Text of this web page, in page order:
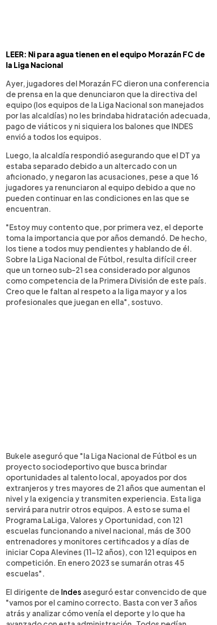
LEER: Ni para agua tienen en el equipo Morazán FC de
la Liga Nacional
Ayer, jugadores del Morazán FC dieron una conferencia
de prensa en la que denunciaron que la directiva del
equipo (los equipos de la Liga Nacional son manejados
por las alcaldías) no les brindaba hidratación adecuada,
pago de viáticos y ni siquiera los balones que INDES
envió a todos los equipos.
Luego, la alcaldía respondió asegurando que el DT ya
estaba separado debido a un altercado con un
aficionado, y negaron las acusaciones, pese a que 16
jugadores ya renunciaron al equipo debido a que no
pueden continuar en las condiciones en las que se
encuentran.
"Estoy muy contento que, por primera vez, el deporte
toma la importancia que por años demandó. De hecho,
los tiene a todos muy pendientes y hablando de él.
Sobre la Liga Nacional de Fútbol, resulta difícil creer
que un torneo sub-21 sea considerado por algunos
como competencia de la Primera División de este país.
Creo que le faltan al respeto a la liga mayor y a los
profesionales que juegan en ella", sostuvo.
Bukele aseguró que "la Liga Nacional de Fútbol es un
proyecto sociodeportivo que busca brindar
oportunidades al talento local, apoyados por dos
extranjeros y tres mayores de 21 años que aumentan el
nivel y la exigencia y transmiten experiencia. Esta liga
servirá para nutrir otros equipos. A esto se suma el
Programa LaLiga, Valores y Oportunidad, con 121
escuelas funcionando a nivel nacional, más de 300
entrenadores y monitores certificados y a días de
iniciar Copa Alevines (11-12 años), con 121 equipos en
competición. En enero 2023 se sumarán otras 45
escuelas".
El dirigente de Indes aseguró estar convencido de que
"vamos por el camino correcto. Basta con ver 3 años
atrás y analizar cómo venía el deporte y lo que ha